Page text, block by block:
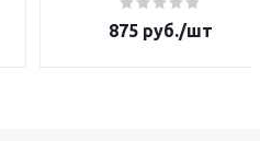
875руб./шт